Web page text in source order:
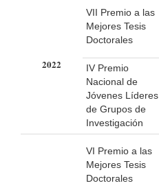
2022
VII Premio a las
Mejores Tesis
Doctorales
IV Premio
Nacional de
Jóvenes Líderes
de Grupos de
Investigación
VI Premio a las
Mejores Tesis
Doctorales